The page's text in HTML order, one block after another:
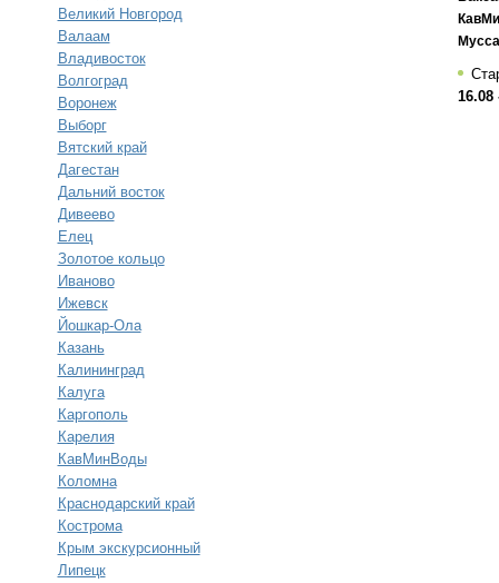
Великий Новгород
Валаам
Владивосток
Волгоград
Воронеж
Выборг
Вятский край
Дагестан
Дальний восток
Дивеево
Елец
Золотое кольцо
Иваново
Ижевск
Йошкар-Ола
Казань
Калининград
Калуга
Каргополь
Карелия
КавМинВоды
Коломна
Краснодарский край
Кострома
Крым экскурсионный
Липецк
16.08